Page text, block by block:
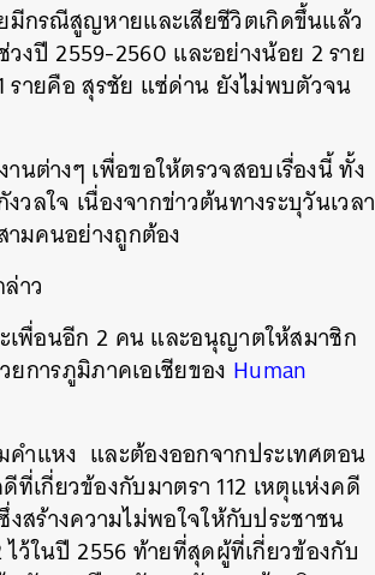
มีกรณีสูญหายและเสียชีวิตเกิดขึ้นแล้ว
งปี 2559-2560 และอย่างน้อย 2 ราย
ายคือ สุรชัย แซ่ด่าน ยังไม่พบตัวจน
ต่างๆ เพื่อขอให้ตรวจสอบเรื่องนี้ ทั้ง
ลใจ เนื่องจากข่าวต้นทางระบุวันเวลา
มคนอย่างถูกต้อง
าว
เพื่อนอีก 2 คน และอนุญาตให้สมาชิก
การภูมิภาคเอเชียของ Human
ำแหง และต้องออกจากประเทศตอน
ที่เกี่ยวข้องกับมาตรา 112 เหตุแห่งคดี
สร้างความไม่พอใจให้กับประชาชน
ว้ในปี 2556 ท้ายที่สุดผู้ที่เกี่ยวข้องกับ